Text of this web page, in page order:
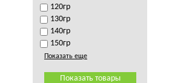
120гр
130гр
140гр
150гр
Показать еще